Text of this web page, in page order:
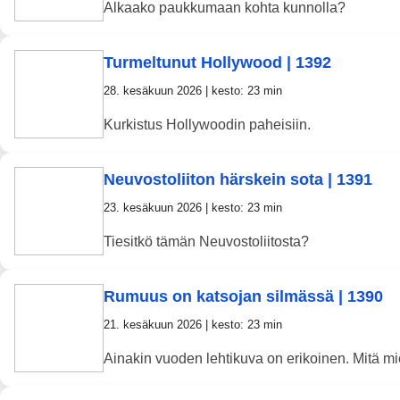
Alkaako paukkumaan kohta kunnolla?
Turmeltunut Hollywood | 1392
28. kesäkuun 2026 | kesto: 23 min
Kurkistus Hollywoodin paheisiin.
Neuvostoliiton härskein sota | 1391
23. kesäkuun 2026 | kesto: 23 min
Tiesitkö tämän Neuvostoliitosta?
Rumuus on katsojan silmässä | 1390
21. kesäkuun 2026 | kesto: 23 min
Ainakin vuoden lehtikuva on erikoinen. Mitä